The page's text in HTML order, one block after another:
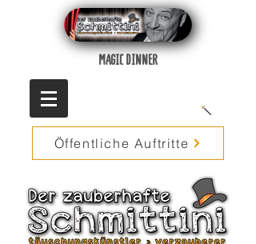
MAGIC DINNER
Öffentliche Auftritte